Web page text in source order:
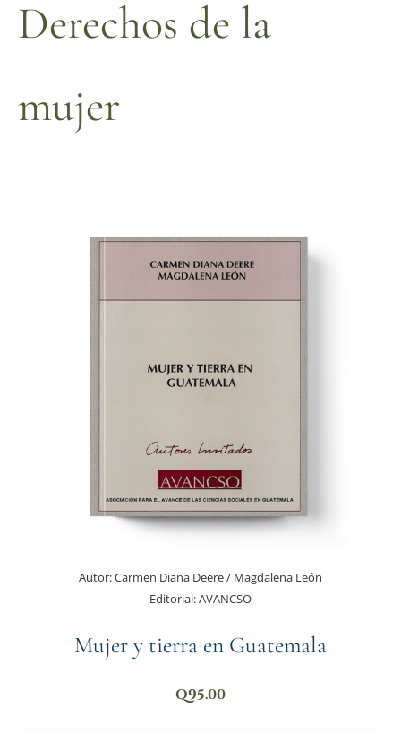
Derechos de la
mujer
Autor:Carmen Diana Deere / Magdalena León
Editorial:AVANCSO
Mujer y tierra en Guatemala
Q95.00